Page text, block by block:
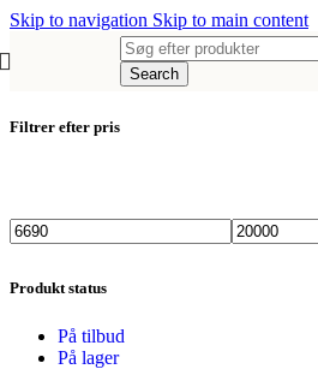
Skip to navigation Skip to main content
Search
Filtrer efter pris
Mindste
Højeste
Produkt status
På tilbud
På lager